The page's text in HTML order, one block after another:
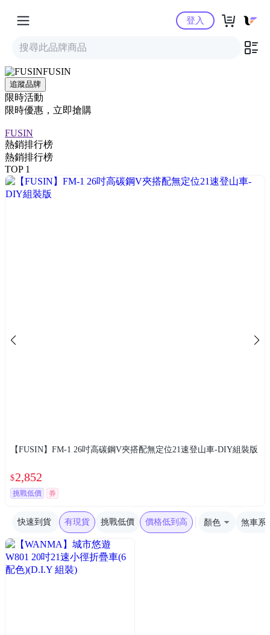
Yahoo購物中心
登入
FUSIN
追蹤品牌
限時活動
限時優惠，立即搶購
FUSIN
熱銷排行榜
熱銷排行榜
TOP 1
【FUSIN】FM-1 26吋高碳鋼V夾搭配無定位21速登山車-DIY組裝版
$2,852
挑戰低價 券
快速到貨 有現貨 挑戰低價 價格低到高 顏色 煞車系